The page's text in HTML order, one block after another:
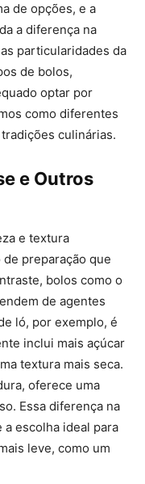
de opções, e a
a diferença na
particularidades da
de bolos,
optar por
como diferentes
culinárias.
e Outros
e textura
preparação que
bolos como o
de agentes
ló, por exemplo, é
inclui mais açúcar
textura mais seca.
oferece uma
Essa diferença na
escolha ideal para
leve, como um